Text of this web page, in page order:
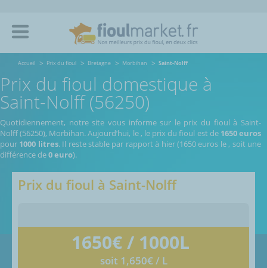
Accueil Prix du fioul Bretagne Morbihan Saint-Nolff
Prix du fioul domestique à
Saint-Nolff (56250)
Quotidiennement, notre site vous informe sur le prix du fioul à Saint-
Nolff (56250), Morbihan.Aujourd’hui, le , le prix du fioul est de 1650 euros
pour 1000 litres. Il reste stable par rapport à hier (1650 euros le, soit une
différence de0 euro).
Prix du fioul à Saint-Nolff
1650€ / 1000L
soit 1,650€ / L